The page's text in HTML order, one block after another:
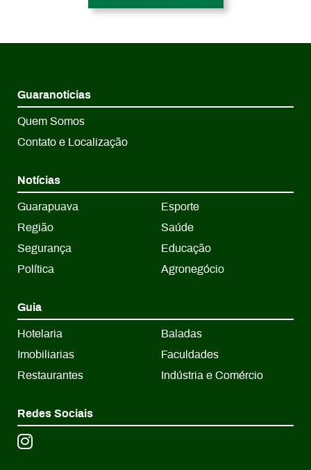
Guaranoticias
Quem Somos
Contato e Localização
Notícias
Guarapuava
Região
Segurança
Política
Esporte
Saúde
Educação
Agronegócio
Guia
Hotelaria
Imobiliarias
Restaurantes
Baladas
Faculdades
Indústria e Comércio
Redes Sociais